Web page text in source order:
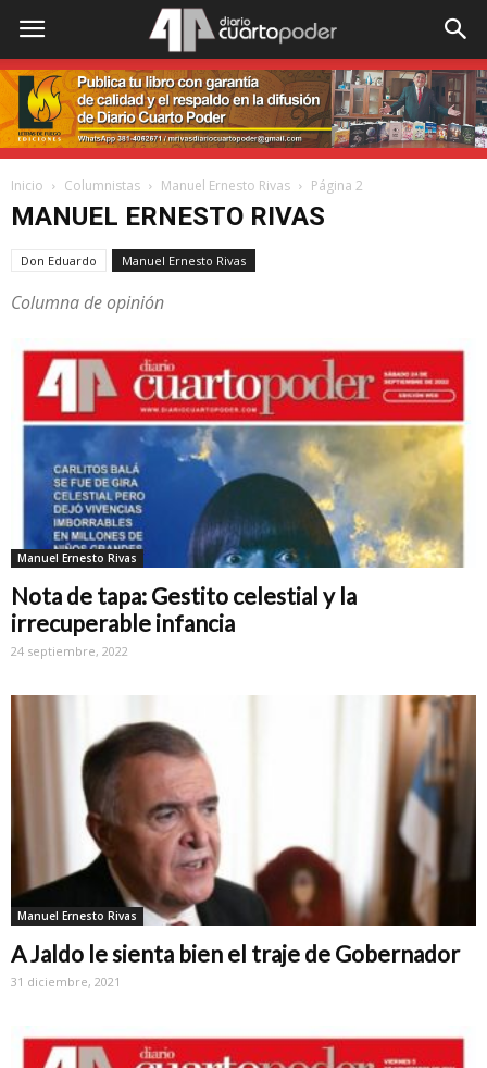
Inicio Columnistas Manuel Ernesto Rivas Página 2
MANUEL ERNESTO RIVAS
Don Eduardo Manuel Ernesto Rivas
Columna de opinión
Manuel Ernesto Rivas
Nota de tapa: Gestito celestial y la
irrecuperable infancia
24 septiembre, 2022
Manuel Ernesto Rivas
A Jaldo le sienta bien el traje de Gobernador
31 diciembre, 2021